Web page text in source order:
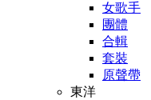
女歌手
團體
合輯
套裝
原聲帶
東洋